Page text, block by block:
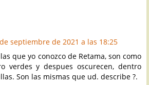
septiembre de 2021 a las 18:25
que yo conozco de Retama, son como
verdes y despues oscurecen, dentro
Son las mismas que ud. describe ?.